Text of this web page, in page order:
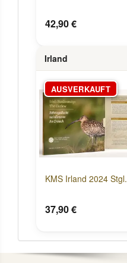
42,90 €
Irland
AUSVERKAUFT
KMS Irland 2024 Stgl.
37,90 €